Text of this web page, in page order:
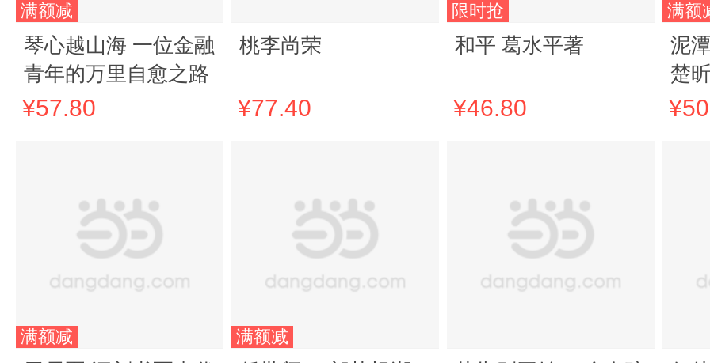
满额减
琴心越山海 一位金融
青年的万里自愈之路
¥57.80
满额减
桃李尚荣
¥77.40
满额减
限时抢
和平 葛水平著
¥46.80
满额
泥
楚
透